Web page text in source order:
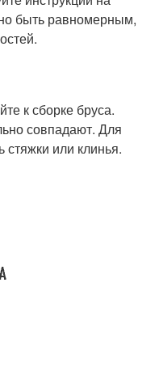
быть равномерным,
к сборке бруса.
совпадают. Для
или клинья.